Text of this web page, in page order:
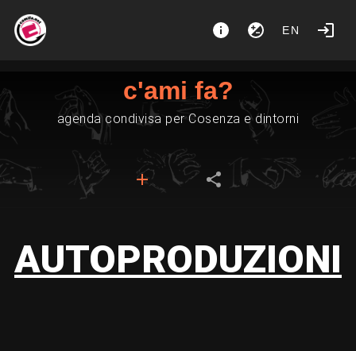
EN
c'ami fa?
agenda condivisa per Cosenza e dintorni
AUTOPRODUZIONI